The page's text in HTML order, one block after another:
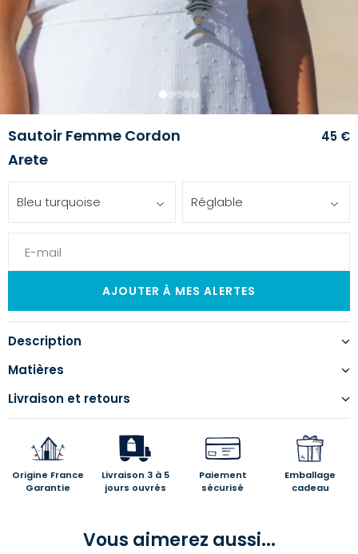
1 2345
Sautoir Femme Cordon
Arete
45 €
Bleu turquoise Réglable
Description
Matières
Livraison et retours
Origine France
Garantie
Livraison 3 à 5
jours ouvrés
Paiement
sécurisé
Emballage
cadeau
Vous aimerez aussi...